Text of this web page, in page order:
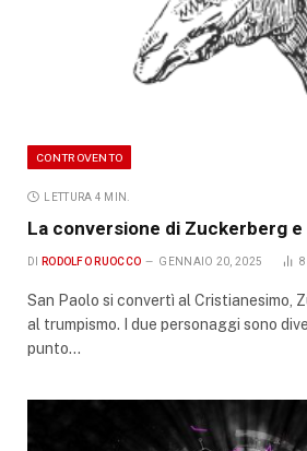
CONTROVENTO
LETTURA 4 MIN.
La conversione di Zuckerberg e
DI RODOLFO RUOCCO GENNAIO 20, 2025 8
San Paolo si convertì al Cristianesimo,
al trumpismo. I due personaggi sono
punto…